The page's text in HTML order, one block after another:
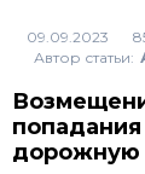
Автор статьи:
дорожную